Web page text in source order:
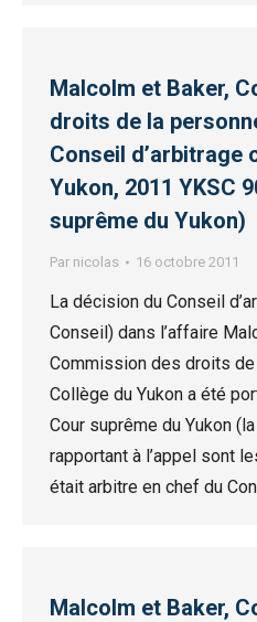
Malcolm et Baker,
droits de la
Conseil d’arbitrage
Yukon, 2011 YKSC
suprême du Yukon)
Par nicolas 16 octobre 2011
La décision du Conseil
Conseil) dans l’affaire
Commission des droits de
Collège du Yukon a été
Cour suprême du Yukon
rapportant à l’appel sont
était arbitre en chef du
Malcolm et Baker,